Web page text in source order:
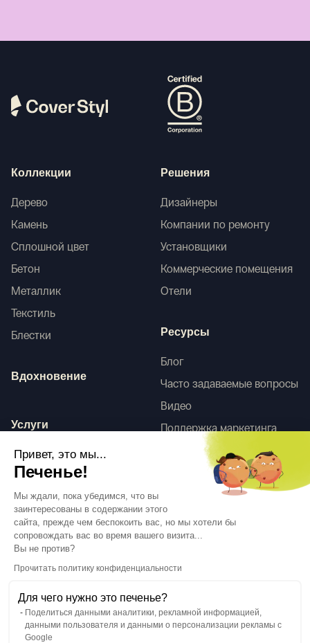
Следуйте за нами
Коллекции
Дерево
Камень
Сплошной цвет
Бетон
Металлик
Текстиль
Блестки
Вдохновение
Услуги
Услуги по оформлению
интерьера
Решения
Дизайнеры
Компании по ремонту
Установщики
Коммерческие помещения
Отели
Ресурсы
Блог
Часто задаваемые вопросы
Видео
Поддержка маркетинга
HD-сканы
Язык RU
Привет, это мы...
Печенье!
Мы ждали, пока убедимся, что вы
заинтересованы в содержании этого
сайта, прежде чем беспокоить вас, но мы хотели бы
сопровождать вас во время вашего визита...
Вы не против?
Прочитать политику конфиденциальности
Для чего нужно это печенье?
Поделиться данными аналитики, рекламной информацией,
данными пользователя и данными о персонализации рекламы с
Google